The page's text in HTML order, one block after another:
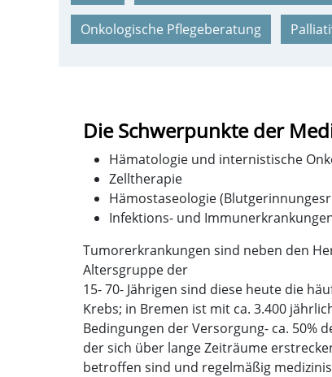
Onkologische Pflegeberatung
Die Schwerpunkte der
Hämatologie und internistische
Zelltherapie
Hämostaseologie
Infektions- und
Tumorerkrankungen sind neben den
Altersgruppe der
15- 70- Jährigen sind diese heute die
Krebs; in Bremen ist mit ca. 3.400
Bedingungen der Versorgung- ca. 50%
der sich über lange Zeiträume
betroffen sind und regelmäßig